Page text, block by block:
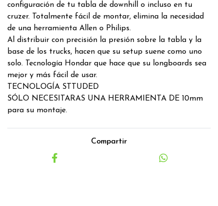
configuración de tu tabla de downhill o incluso en tu
cruzer. Totalmente fácil de montar, elimina la necesidad
de una herramienta Allen o Philips.
Al distribuir con precisión la presión sobre la tabla y la
base de los trucks, hacen que su setup suene como uno
solo. Tecnología Hondar que hace que su longboards sea
mejor y más fácil de usar.
TECNOLOGÍA STTUDED
SÓLO NECESITARAS UNA HERRAMIENTA DE 10mm
para su montaje.
Compartir